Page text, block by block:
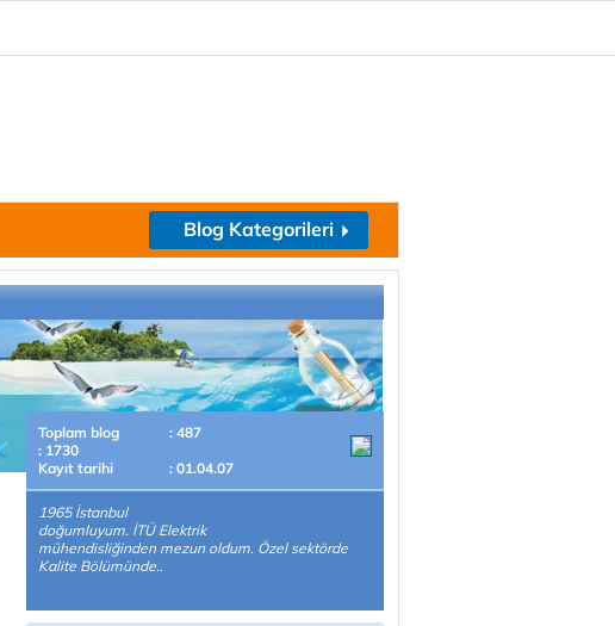
Blog Kategorileri
Toplam blog
: 487
: 1730
Kayıt tarihi
: 01.04.07
1965 İstanbul
doğumluyum. İTÜ Elektrik
mühendisliğinden mezun oldum. Özel sektörde
Kalite Bölümünde..